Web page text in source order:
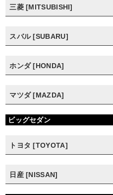
三菱 [MITSUBISHI]
スバル [SUBARU]
ホンダ [HONDA]
マツダ [MAZDA]
ビッグセダン
トヨタ [TOYOTA]
日産 [NISSAN]